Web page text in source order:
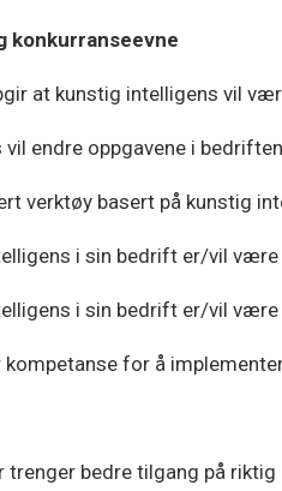
konkurranseevne
at kunstig intelligens vil
endre oppgavene i
verktøy basert på kunstig
i sin bedrift er/vil
i sin bedrift er/vil
for å
trenger bedre tilgang på